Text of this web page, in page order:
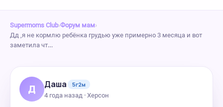
Supermoms Club›Форум мам›
Дд ,я не кормлю ребёнка грудью уже примерно 3 месяца и вот
заметила чт…
Д Даша
5г2м
4 года назад · Херсон